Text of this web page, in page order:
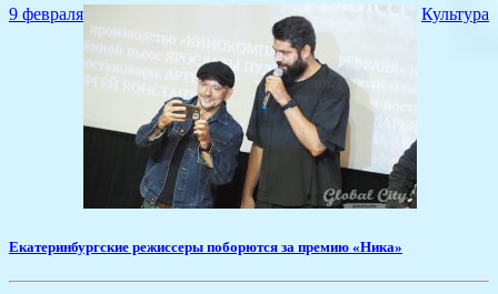
9 февраля Культура
​Екатеринбургские режиссеры поборются за премию «Ника»